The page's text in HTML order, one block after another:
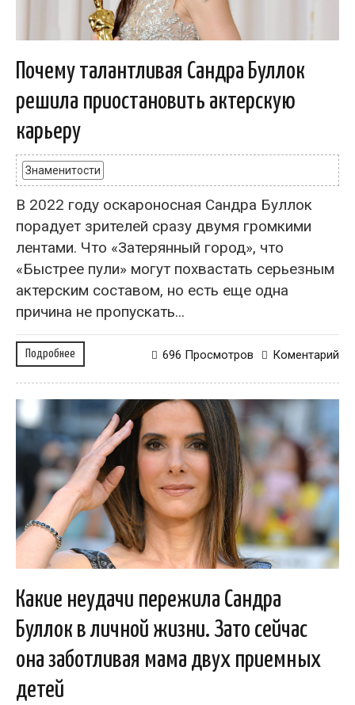
Почему талантливая Сандра Буллок
решила приостановить актерскую
карьеру
Знаменитости
В 2022 году оскароносная Сандра Буллок
порадует зрителей сразу двумя громкими
лентами. Что «Затерянный город», что
«Быстрее пули» могут похвастать серьезным
актерским составом, но есть еще одна
причина не пропускать...
Подробнее Коментарий
696 Просмотров
Какие неудачи пережила Сандра
Буллок в личной жизни. Зато сейчас
она заботливая мама двух приемных
детей